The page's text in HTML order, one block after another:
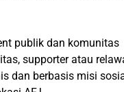
publik dan komunitas
supporter atau
dan berbasis misi